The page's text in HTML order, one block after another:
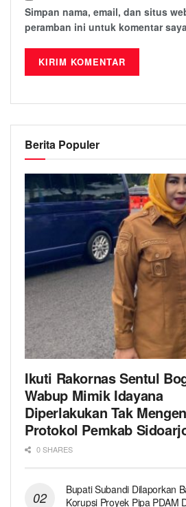
Simpan nama, email, dan situs
peramban ini untuk komentar
Berita Populer
Ikuti Rakornas Sentul
Wabup Mimik Idayana
Diperlakukan Tak
Protokol Pemkab
0 SHARES
Bupati Subandi Dilaporkan
Korupsi Proyek Pipa PDAM